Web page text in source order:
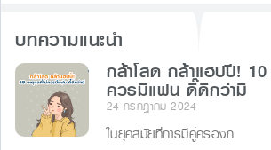
บทความแนะนำ
กล้าโสด กล้าแฮปปี้!
ควรมีแฟน ดี๊ดีกว่ามี
24 กรกฎาคม 2024
ในยุคสมัยที่การมีคู่ครองถ